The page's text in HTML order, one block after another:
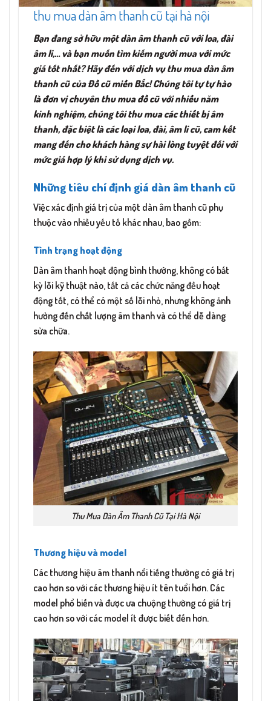
thu mua dàn âm thanh cũ tại hà nội
Bạn đang sở hữu một dàn âm thanh cũ với loa, đài
âm li,… và bạn muốn tìm kiếm người mua với mức
giá tốt nhất? Hãy đến với dịch vụ thu mua dàn âm
thanh cũ của Đồ cũ miền Bắc! Chúng tôi tự tự hào
là đơn vị chuyên thu mua đồ cũ với nhiều năm
kinh nghiệm, chúng tôi thu mua các thiết bị âm
thanh, đặc biệt là các loại loa, đài, âm li cũ, cam kết
mang đến cho khách hàng sự hài lòng tuyệt đối với
mức giá hợp lý khi sử dụng dịch vụ.
Những tiêu chí định giá dàn âm thanh cũ
Việc xác định giá trị của một dàn âm thanh cũ phụ
thuộc vào nhiều yếu tố khác nhau, bao gồm:
Tình trạng hoạt động
Dàn âm thanh hoạt động bình thường, không có bất
kỳ lỗi kỹ thuật nào, tất cả các chức năng đều hoạt
động tốt, có thể có một số lỗi nhỏ, nhưng không ảnh
hưởng đến chất lượng âm thanh và có thể dễ dàng
sửa chữa.
Thu Mua Dàn Âm Thanh Cũ Tại Hà Nội
Thương hiệu và model
Các thương hiệu âm thanh nổi tiếng thường có giá trị
cao hơn so với các thương hiệu ít tên tuổi hơn. Các
model phổ biến và được ưa chuộng thường có giá trị
cao hơn so với các model ít được biết đến hơn.